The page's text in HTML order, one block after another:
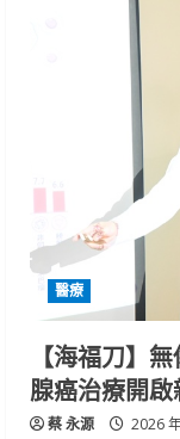
醫療
【海福刀】
腺癌治療開
蔡 永源 2026